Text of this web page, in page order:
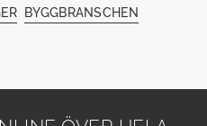
BYGGBRANSCHEN